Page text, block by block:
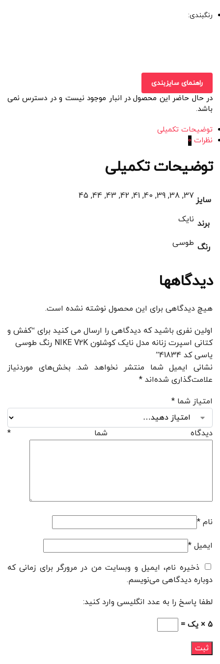
رنگبندی:
راهنمای سایزبندی
در حال حاضر این محصول در انبار موجود نیست و در دسترس نمی
باشد.
توضیحات تکمیلی
نظرات 0
توضیحات تکمیلی
سایز 37, 38, 39, 40, 41, 42, 43, 44, 45
برند نایک
رنگ طوسی
دیدگاهها
هیچ دیدگاهی برای این محصول نوشته نشده است.
اولین نفری باشید که دیدگاهی را ارسال می کنید برای “کفش و
کتانی اسپرت زنانه مدل نایک کوشلون NIKE V2K رنگ طوسی
یاسی کد 41834”
نشانی ایمیل شما منتشر نخواهد شد. بخش‌های موردنیاز
علامت‌گذاری شده‌اند *
امتیاز شما *
دیدگاه شما *
نام *
ایمیل *
ذخیره نام، ایمیل و وبسایت من در مرورگر برای زمانی که
دوباره دیدگاهی می‌نویسم.
لطفا پاسخ را به عدد انگلیسی وارد کنید:
5 × یک =